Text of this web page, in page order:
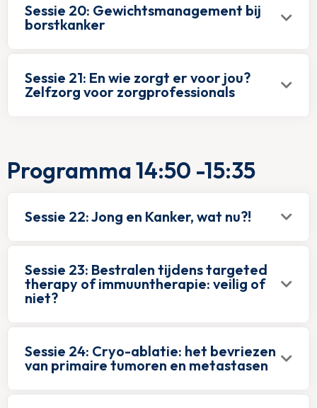
Sessie 20: Gewichtsmanagement bij
borstkanker
Sessie 21: En wie zorgt er voor jou?
Zelfzorg voor zorgprofessionals
Programma 14:50 -15:35
Sessie 22: Jong en Kanker, wat nu?!
Sessie 23: Bestralen tijdens targeted
therapy of immuuntherapie: veilig of
niet?
Sessie 24: Cryo-ablatie: het bevriezen
van primaire tumoren en metastasen